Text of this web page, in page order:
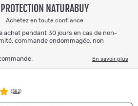
PROTECTION NATURABUY
Achetez en toute confiance
achat pendant 30 jours en cas de non-
commande endommagée, non
En savoir plus
(382)